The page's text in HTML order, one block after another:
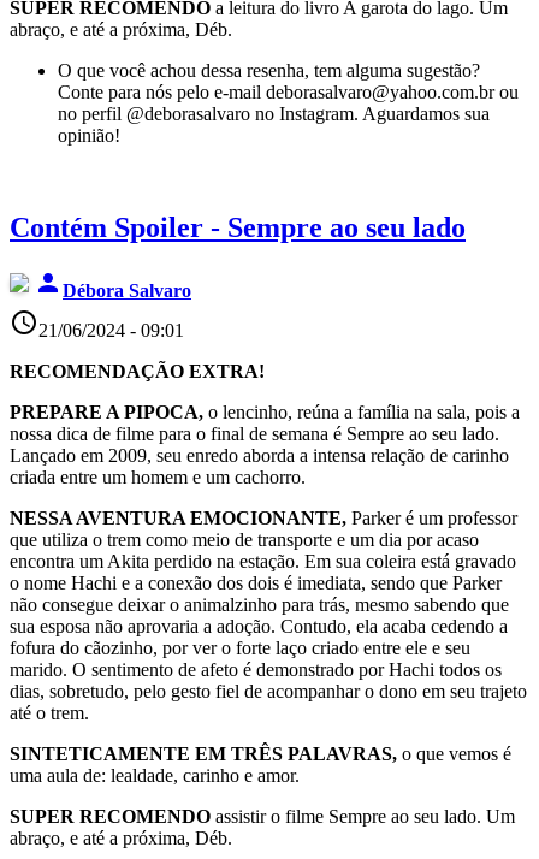
SUPER RECOMENDO a leitura do livro A garota do lago. Um
abraço, e até a próxima, Déb.
O que você achou dessa resenha, tem alguma sugestão?
Conte para nós pelo e-mail deborasalvaro@yahoo.com.br ou
no perfil @deborasalvaro no Instagram. Aguardamos sua
opinião!
Contém Spoiler - Sempre ao seu lado
person Débora Salvaro
access_time21/06/2024 - 09:01
RECOMENDAÇÃO EXTRA!
PREPARE A PIPOCA, o lencinho, reúna a família na sala, pois a
nossa dica de filme para o final de semana é Sempre ao seu lado.
Lançado em 2009, seu enredo aborda a intensa relação de carinho
criada entre um homem e um cachorro.
NESSA AVENTURA EMOCIONANTE, Parker é um professor
que utiliza o trem como meio de transporte e um dia por acaso
encontra um Akita perdido na estação. Em sua coleira está gravado
o nome Hachi e a conexão dos dois é imediata, sendo que Parker
não consegue deixar o animalzinho para trás, mesmo sabendo que
sua esposa não aprovaria a adoção. Contudo, ela acaba cedendo a
fofura do cãozinho, por ver o forte laço criado entre ele e seu
marido. O sentimento de afeto é demonstrado por Hachi todos os
dias, sobretudo, pelo gesto fiel de acompanhar o dono em seu trajeto
até o trem.
SINTETICAMENTE EM TRÊS PALAVRAS, o que vemos é
uma aula de: lealdade, carinho e amor.
SUPER RECOMENDO assistir o filme Sempre ao seu lado. Um
abraço, e até a próxima, Déb.